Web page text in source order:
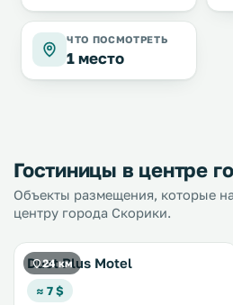
ЧТО ПОСМОТРЕТЬ
1 место
Гостиницы в центре
Объекты размещения, которые
центру города Скорики.
24 км
Duet Plus Motel
≈ 7 $